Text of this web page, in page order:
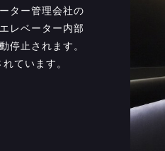
ター管理会社の
レベーター内部
停止されます。
ています。